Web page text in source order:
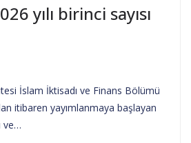
yılı birinci sayısı
İslam İktisadı ve Finans Bölümü
itibaren yayımlanmaya başlayan
ve…